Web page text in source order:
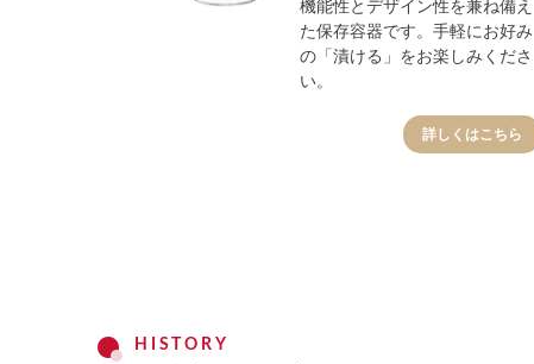
機能性とデザイン性を兼ね備え
た保存容器です。手軽にお好み
の「漬ける」をお楽しみくださ
い。
詳しくはこちら